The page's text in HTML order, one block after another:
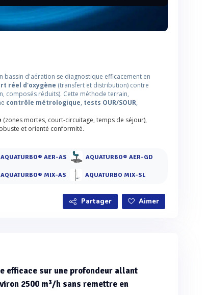
bassin d'aération se diagnostique efficacement en
réel d'oxygène (transfert et distribution) contre
composés réduits). Cette méthode terrain,
contrôle métrologique, tests OUR/SOUR,
(zones mortes, court-circuitage, temps de séjour),
et orienté conformité.
AQUATURBO® AER-AS AQUATURBO® AER-GD
AQUATURBO® MIX-AS AQUATURBO MIX-SL
Partager Aimer
efficace sur une profondeur allant
2500 m³/h sans remettre en